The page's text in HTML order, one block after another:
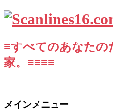
≡すべてのあなたの
家。≡≡≡≡
メインメニュー